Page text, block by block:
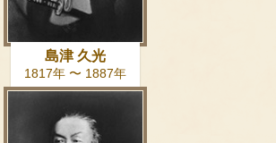
島津 久光
1817年 〜 1887年